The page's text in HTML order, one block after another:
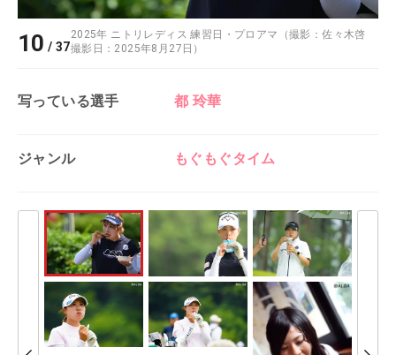
10 /37
2025年 ニトリレディス 練習日・プロアマ（撮影：佐々木啓
撮影日：2025年8月27日）
写っている選手 都 玲華
ジャンル もぐもぐタイム